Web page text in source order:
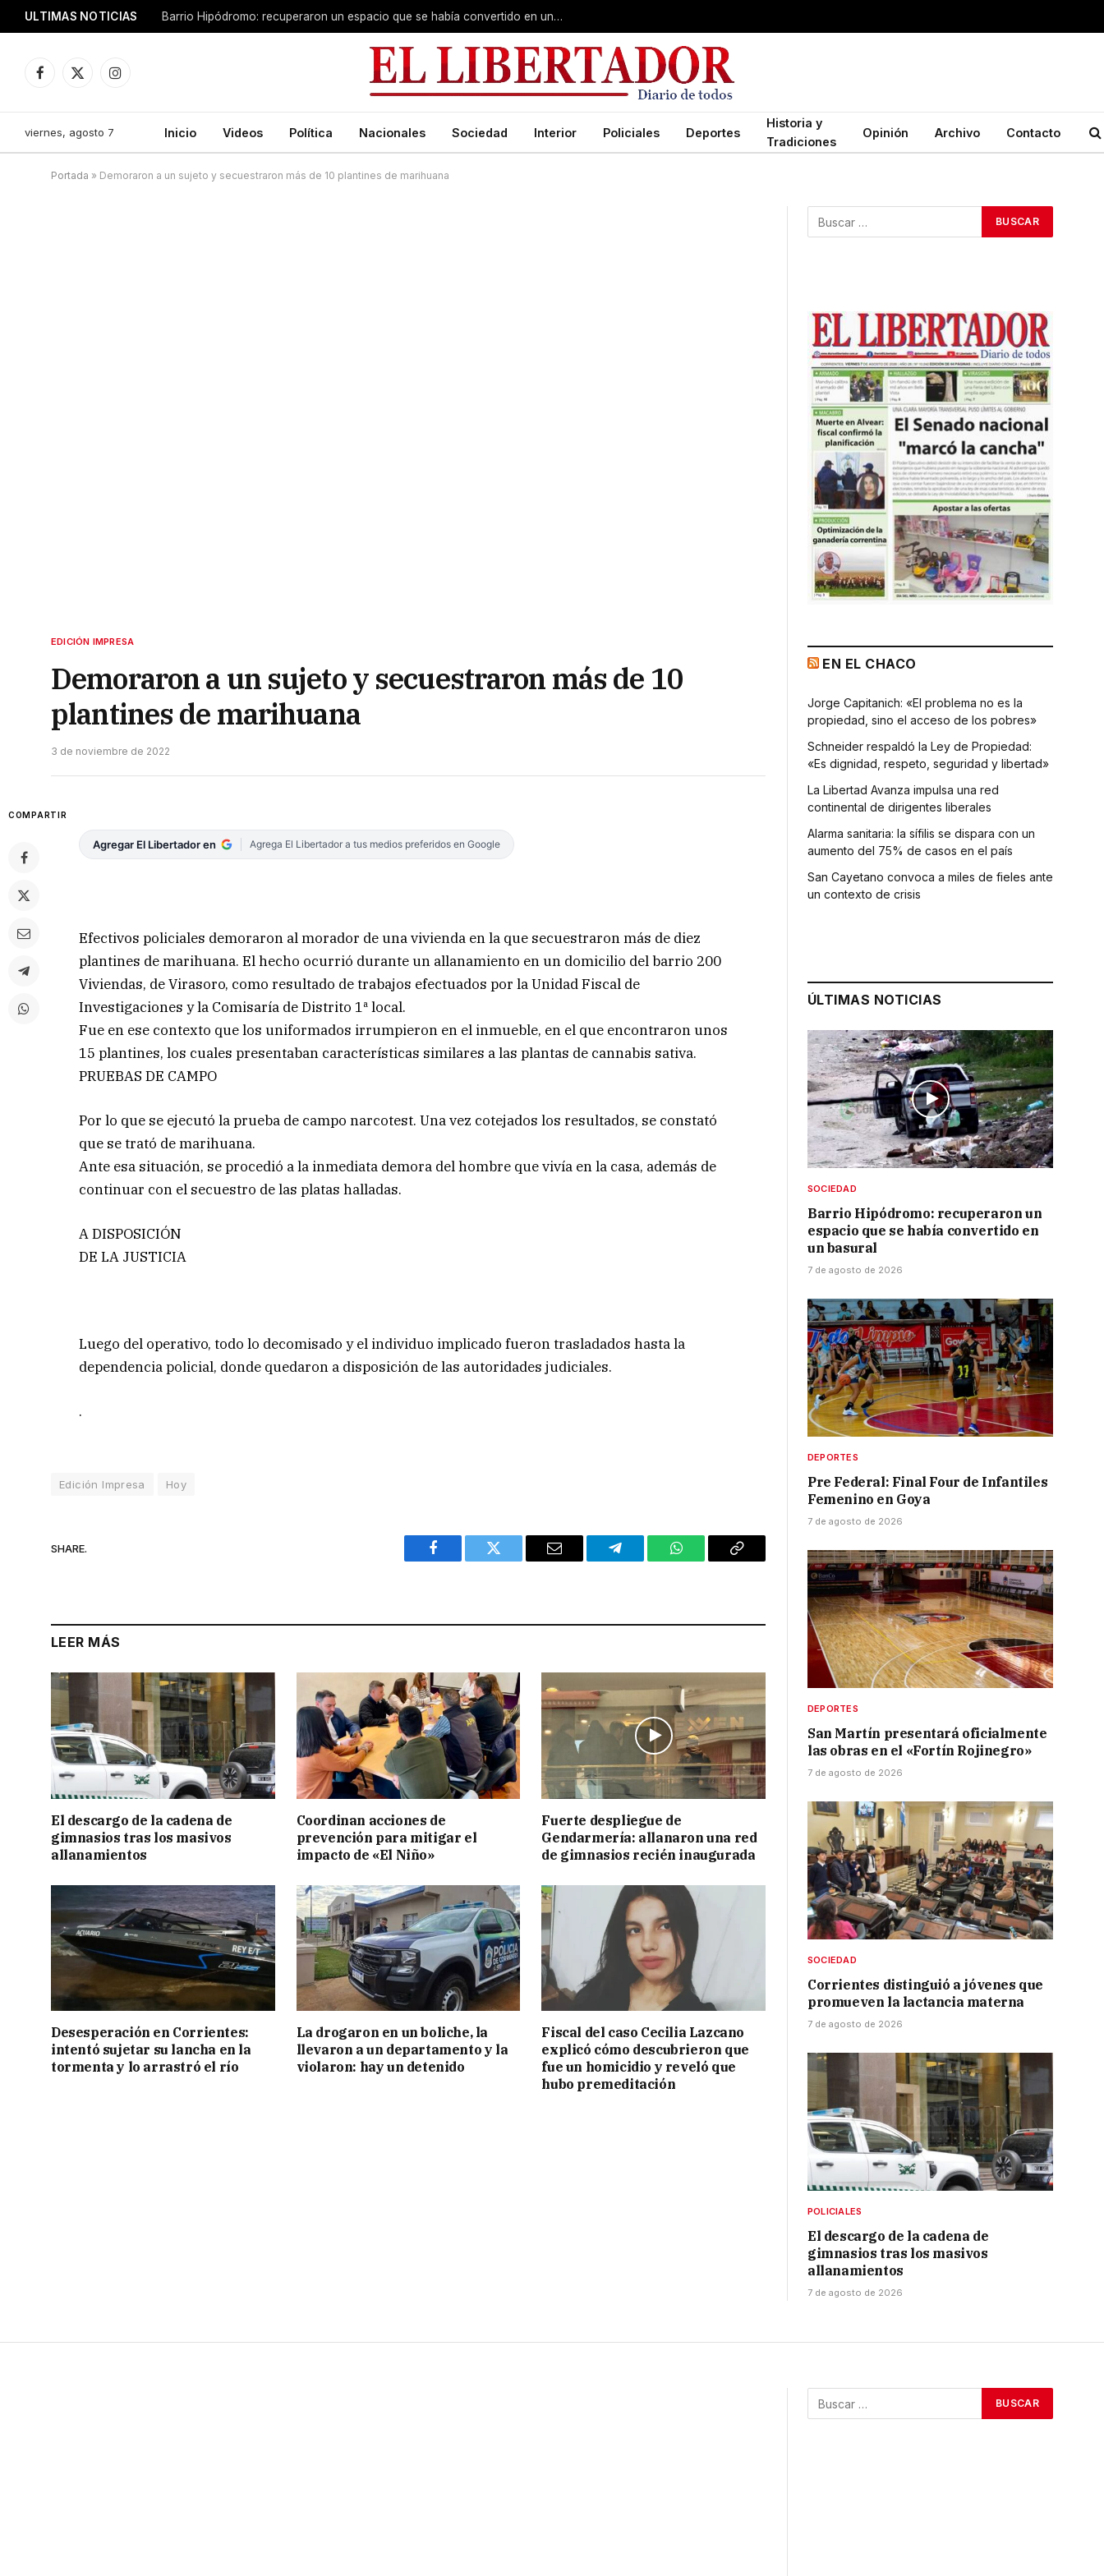
ULTIMAS NOTICIAS Barrio Hipódromo: recuperaron un espacio que se había convertido en un basural
Facebook
X
Instagram
viernes, agosto 7 Inicio Videos Política Nacionales Sociedad Interior Policiales Deportes
Historia y
Tradiciones
Opinión Archivo Contacto
Portada » Demoraron a un sujeto y secuestraron más de 10 plantines de marihuana
EDICIÓN IMPRESA
Demoraron a un sujeto y secuestraron más de 10
plantines de marihuana
3 de noviembre de 2022
COMPARTIR
Agregar El Libertador en Agrega El Libertador a tus medios preferidos en Google
Efectivos policiales demoraron al morador de una vivienda en la que secuestraron más de diez
plantines de marihuana. El hecho ocurrió durante un allanamiento en un domicilio del barrio 200
Viviendas, de Virasoro, como resultado de trabajos efectuados por la Unidad Fiscal de
Investigaciones y la Comisaría de Distrito 1ª local.
Fue en ese contexto que los uniformados irrumpieron en el inmueble, en el que encontraron unos
15 plantines, los cuales presentaban características similares a las plantas de cannabis sativa.
PRUEBAS DE CAMPO
Por lo que se ejecutó la prueba de campo narcotest. Una vez cotejados los resultados, se constató
que se trató de marihuana.
Ante esa situación, se procedió a la inmediata demora del hombre que vivía en la casa, además de
continuar con el secuestro de las platas halladas.
A DISPOSICIÓN
DE LA JUSTICIA
Luego del operativo, todo lo decomisado y el individuo implicado fueron trasladados hasta la
dependencia policial, donde quedaron a disposición de las autoridades judiciales.
.
Edición Impresa Hoy
SHARE.
Facebook Twitter Email Telegram WhatsAppCopy
LEER MÁS
El descargo de la cadena de
gimnasios tras los masivos
allanamientos
Coordinan acciones de
prevención para mitigar el
impacto de «El Niño»
Fuerte despliegue de
Gendarmería: allanaron una red
de gimnasios recién inaugurada
Desesperación en Corrientes:
intentó sujetar su lancha en la
tormenta y lo arrastró el río
La drogaron en un boliche, la
llevaron a un departamento y la
violaron: hay un detenido
Fiscal del caso Cecilia Lazcano
explicó cómo descubrieron que
fue un homicidio y reveló que
hubo premeditación
EN EL CHACO
Jorge Capitanich: «El problema no es la
propiedad, sino el acceso de los pobres»
Schneider respaldó la Ley de Propiedad:
«Es dignidad, respeto, seguridad y libertad»
La Libertad Avanza impulsa una red
continental de dirigentes liberales
Alarma sanitaria: la sífilis se dispara con un
aumento del 75% de casos en el país
San Cayetano convoca a miles de fieles ante
un contexto de crisis
ÚLTIMAS NOTICIAS
SOCIEDAD
Barrio Hipódromo: recuperaron un
espacio que se había convertido en
un basural
7 de agosto de 2026
DEPORTES
Pre Federal: Final Four de Infantiles
Femenino en Goya
7 de agosto de 2026
DEPORTES
San Martín presentará oficialmente
las obras en el «Fortín Rojinegro»
7 de agosto de 2026
SOCIEDAD
Corrientes distinguió a jóvenes que
promueven la lactancia materna
7 de agosto de 2026
POLICIALES
El descargo de la cadena de
gimnasios tras los masivos
allanamientos
7 de agosto de 2026